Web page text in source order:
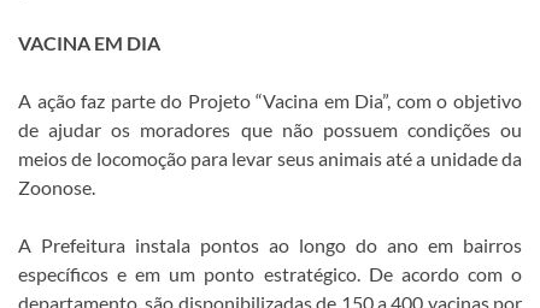
VACINA EM DIA
A ação faz parte do Projeto “Vacina em Dia”, com o objetivo
de ajudar os moradores que não possuem condições ou
meios de locomoção para levar seus animais até a unidade da
Zoonose.
A Prefeitura instala pontos ao longo do ano em bairros
específicos e em um ponto estratégico. De acordo com o
departamento, são disponibilizadas de 150 a 400 vacinas por